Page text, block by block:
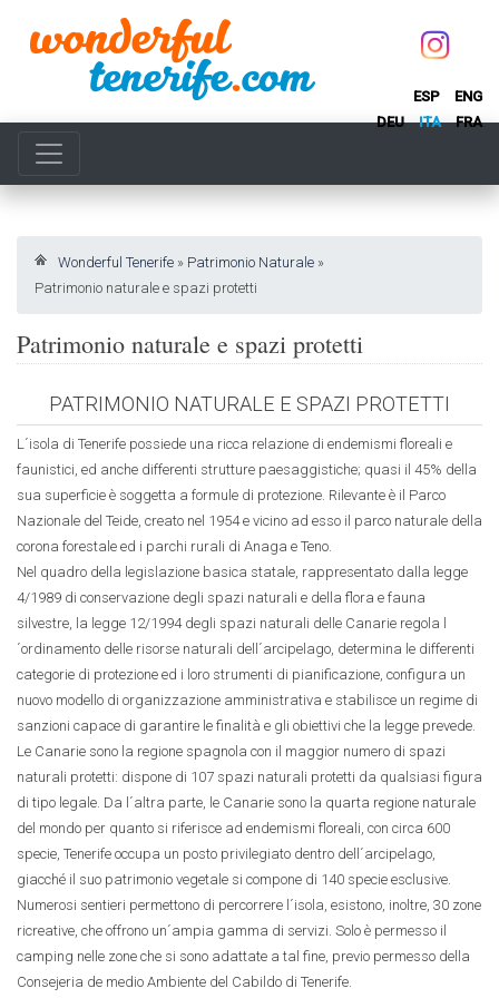
ESP
ENG
DEU
ITA FRA
Wonderful Tenerife » Patrimonio Naturale »
Patrimonio naturale e spazi protetti
Patrimonio naturale e spazi protetti
PATRIMONIO NATURALE E SPAZI PROTETTI
L´isola di Tenerife possiede una ricca relazione di endemismi floreali e
faunistici, ed anche differenti strutture paesaggistiche; quasi il 45% della
sua superficie è soggetta a formule di protezione. Rilevante è il Parco
Nazionale del Teide, creato nel 1954 e vicino ad esso il parco naturale della
corona forestale ed i parchi rurali di Anaga e Teno.
Nel quadro della legislazione basica statale, rappresentato dalla legge
4/1989 di conservazione degli spazi naturali e della flora e fauna
silvestre, la legge 12/1994 degli spazi naturali delle Canarie regola l
´ordinamento delle risorse naturali dell´arcipelago, determina le differenti
categorie di protezione ed i loro strumenti di pianificazione, configura un
nuovo modello di organizzazione amministrativa e stabilisce un regime di
sanzioni capace di garantire le finalità e gli obiettivi che la legge prevede.
Le Canarie sono la regione spagnola con il maggior numero di spazi
naturali protetti: dispone di 107 spazi naturali protetti da qualsiasi figura
di tipo legale. Da l´altra parte, le Canarie sono la quarta regione naturale
del mondo per quanto si riferisce ad endemismi floreali, con circa 600
specie, Tenerife occupa un posto privilegiato dentro dell´arcipelago,
giacché il suo patrimonio vegetale si compone di 140 specie esclusive.
Numerosi sentieri permettono di percorrere l´isola, esistono, inoltre, 30 zone
ricreative, che offrono un´ampia gamma di servizi. Solo è permesso il
camping nelle zone che si sono adattate a tal fine, previo permesso della
Consejeria de medio Ambiente del Cabildo di Tenerife.